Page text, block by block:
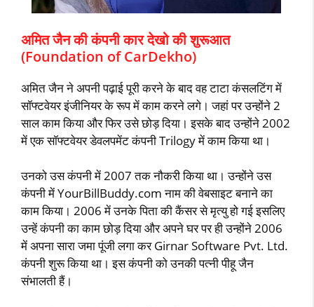
अमित जैन की कंपनी कार देखो की शुरूआत
(Foundation of CarDekho)
अमित जैन ने अपनी पढ़ाई पूरी करने के बाद वह टाटा कंसलटिंग में
सॉफ्टवेयर इंजीनियर के रूप में काम करने लगे। जहां पर उन्‍होंने 2
साल काम किया और फिर उसे छोड़ दिया। इसके बाद उन्‍होंने 2002
में एक सॉफ्टवेयर डेवलपमेंट कंपनी Trilogy में काम किया था।
उनको उस कंपनी में 2007 तक नौकरी किया था। उन्‍होंने उस
कंपनी में YourBillBuddy.com नाम की वेबसाइट बनाने का
काम किया। 2006 में उनके पिता की कैंसर से मृत्‍यु हो गई इसलिए
उन्‍हें कंपनी का काम छोड़ दिया और अपने घर पर ही उन्‍होंने 2006
में अपना सारा जमा पूंजी लगा कर Girnar Software Pvt. Ltd.
कंपनी शुरू किया था। इस कंपनी को उनकी पत्‍नी पीहू जैन
संभालती हैं।